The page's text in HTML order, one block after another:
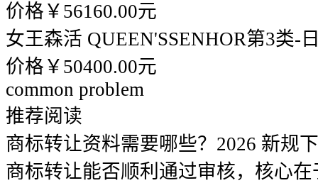
价格￥56160.00元
女王森活 QUEEN'SSENHOR第3类-
价格￥50400.00元
common problem
推荐阅读
商标转让资料需要哪些？2026 新规
商标转让能否顺利通过审核，核心